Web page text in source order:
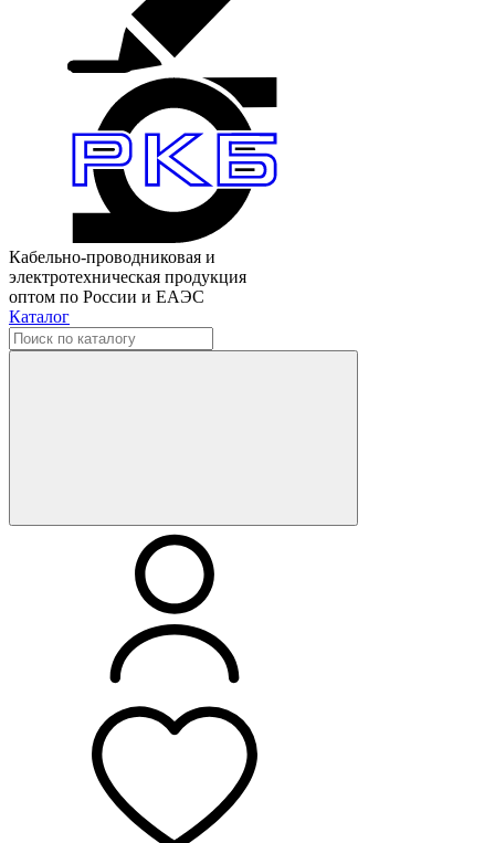
Кабельно-проводниковая и
электротехническая продукция
оптом по России и ЕАЭС
Каталог